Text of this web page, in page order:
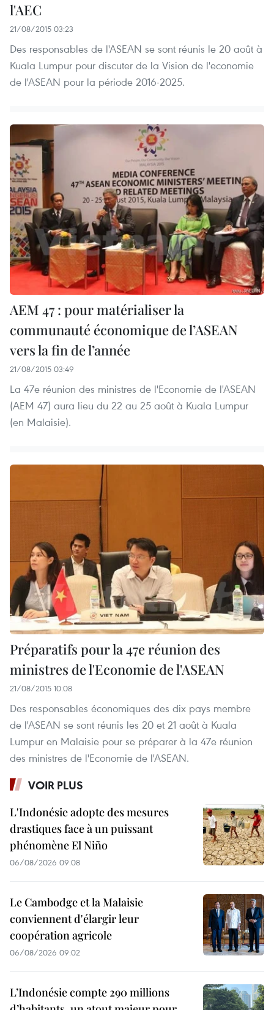
l'AEC
21/08/2015 03:23
Des responsables de l'ASEAN se sont réunis le 20 août à
Kuala Lumpur pour discuter de la Vision de l'economie
de l'ASEAN pour la période 2016-2025.
AEM 47 : pour matérialiser la
communauté économique de l’ASEAN
vers la fin de l’année
21/08/2015 03:49
La 47e réunion des ministres de l'Economie de l'ASEAN
(AEM 47) aura lieu du 22 au 25 août à Kuala Lumpur
(en Malaisie).
Préparatifs pour la 47e réunion des
ministres de l'Economie de l'ASEAN
21/08/2015 10:08
Des responsables économiques des dix pays membre
de l'ASEAN se sont réunis les 20 et 21 août à Kuala
Lumpur en Malaisie pour se préparer à la 47e réunion
des ministres de l'Economie de l'ASEAN.
VOIR PLUS
L'Indonésie adopte des mesures
drastiques face à un puissant
phénomène El Niño
06/08/2026 09:08
Le Cambodge et la Malaisie
conviennent d'élargir leur
coopération agricole
06/08/2026 09:02
L’Indonésie compte 290 millions